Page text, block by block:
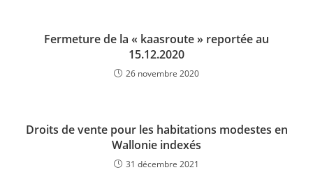
Fermeture de la « kaasroute » reportée au
15.12.2020
26 novembre 2020
Droits de vente pour les habitations modestes en
Wallonie indexés
31 décembre 2021